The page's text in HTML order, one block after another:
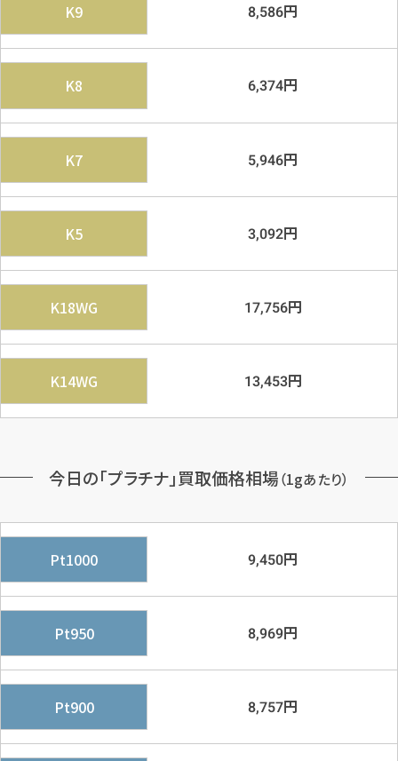
K9 8,586円
K8 6,374円
K7 5,946円
K5 3,092円
K18WG 17,756円
K14WG 13,453円
今日の「プラチナ」買取価格相場（1gあたり）
Pt1000 9,450円
Pt950 8,969円
Pt900 8,757円